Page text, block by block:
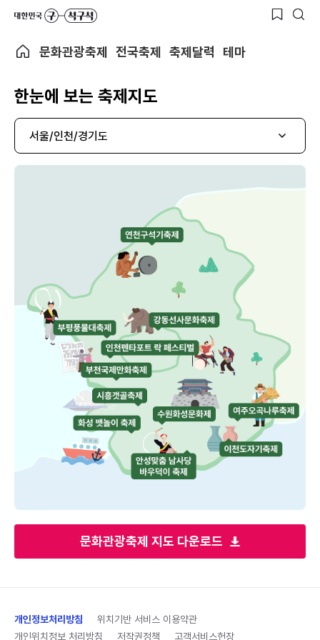
문화관광축제 전국축제 축제달력 테마
한눈에 보는 축제지도
문화관광축제 지도 다운로드
서울/인천/경기도
개인정보처리방침
위치기반 서비스 이용약관
개인위치정보 처리방침
저작권정책 고객서비스헌장